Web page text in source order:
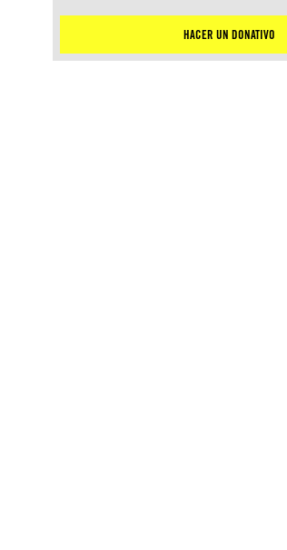
HACER UN DONATIVO